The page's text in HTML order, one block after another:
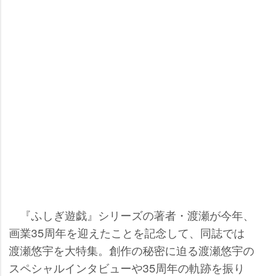
『ふしぎ遊戯』シリーズの著者・渡瀬が今年、
画業35周年を迎えたことを記念して、同誌では
渡瀬悠宇を大特集。創作の秘密に迫る渡瀬悠宇の
スペシャルインタビューや35周年の軌跡を振り